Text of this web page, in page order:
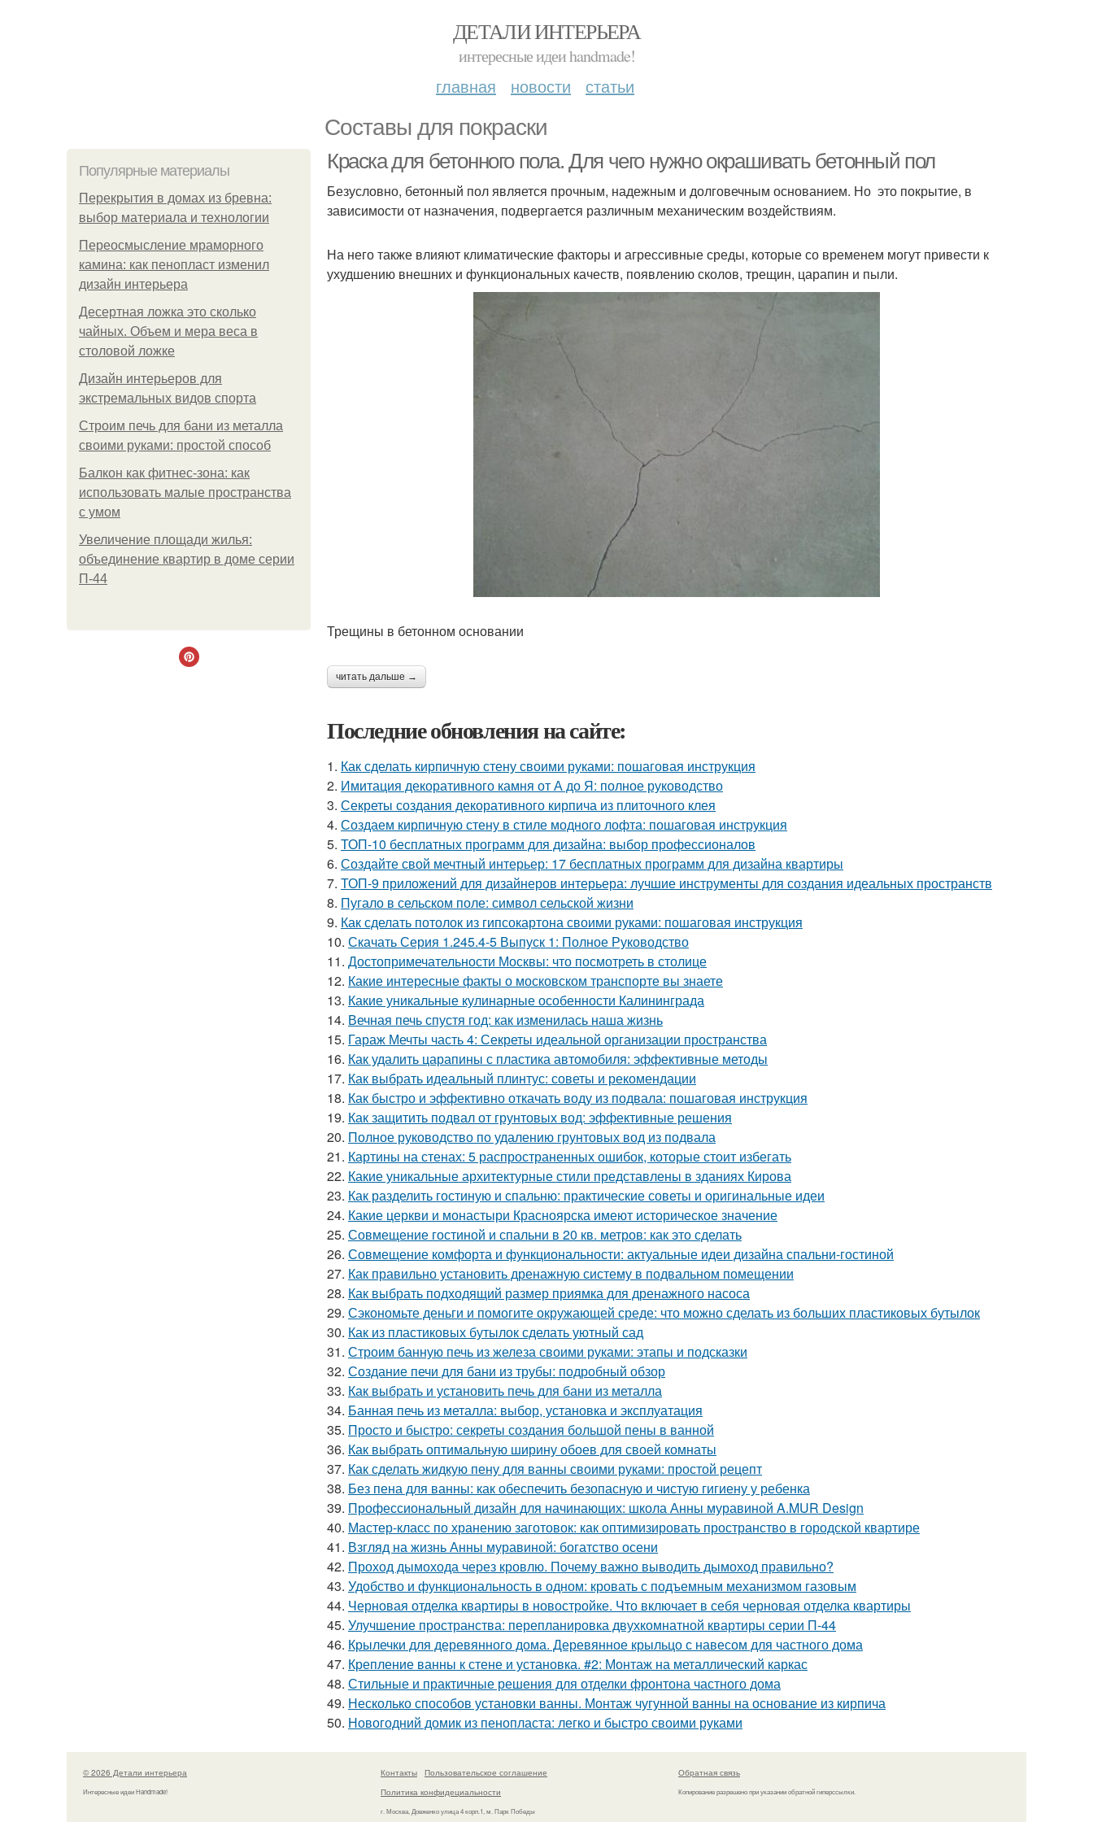
ДЕТАЛИ ИНТЕРЬЕРА
интересные идеи handmade!
главная новости статьи
Составы для покраски
Популярные материалы
Перекрытия в домах из бревна:
выбор материала и технологии
Переосмысление мраморного
камина: как пенопласт изменил
дизайн интерьера
Десертная ложка это сколько
чайных. Объем и мера веса в
столовой ложке
Дизайн интерьеров для
экстремальных видов спорта
Строим печь для бани из металла
своими руками: простой способ
Балкон как фитнес-зона: как
использовать малые пространства
с умом
Увеличение площади жилья:
объединение квартир в доме серии
П-44
Краска для бетонного пола. Для чего нужно окрашивать бетонный пол
Безусловно, бетонный пол является прочным, надежным и долговечным основанием. Но это покрытие, в
зависимости от назначения, подвергается различным механическим воздействиям.
На него также влияют климатические факторы и агрессивные среды, которые со временем могут привести к
ухудшению внешних и функциональных качеств, появлению сколов, трещин, царапин и пыли.
Трещины в бетонном основании
читать дальше →
Последние обновления на сайте:
1. Как сделать кирпичную стену своими руками: пошаговая инструкция
2. Имитация декоративного камня от А до Я: полное руководство
3. Секреты создания декоративного кирпича из плиточного клея
4. Создаем кирпичную стену в стиле модного лофта: пошаговая инструкция
5. ТОП-10 бесплатных программ для дизайна: выбор профессионалов
6. Создайте свой мечтный интерьер: 17 бесплатных программ для дизайна квартиры
7. ТОП-9 приложений для дизайнеров интерьера: лучшие инструменты для создания идеальных пространств
8. Пугало в сельском поле: символ сельской жизни
9. Как сделать потолок из гипсокартона своими руками: пошаговая инструкция
10. Скачать Серия 1.245.4-5 Выпуск 1: Полное Руководство
11. Достопримечательности Москвы: что посмотреть в столице
12. Какие интересные факты о московском транспорте вы знаете
13. Какие уникальные кулинарные особенности Калининграда
14. Вечная печь спустя год: как изменилась наша жизнь
15. Гараж Мечты часть 4: Секреты идеальной организации пространства
16. Как удалить царапины с пластика автомобиля: эффективные методы
17. Как выбрать идеальный плинтус: советы и рекомендации
18. Как быстро и эффективно откачать воду из подвала: пошаговая инструкция
19. Как защитить подвал от грунтовых вод: эффективные решения
20. Полное руководство по удалению грунтовых вод из подвала
21. Картины на стенах: 5 распространенных ошибок, которые стоит избегать
22. Какие уникальные архитектурные стили представлены в зданиях Кирова
23. Как разделить гостиную и спальню: практические советы и оригинальные идеи
24. Какие церкви и монастыри Красноярска имеют историческое значение
25. Совмещение гостиной и спальни в 20 кв. метров: как это сделать
26. Совмещение комфорта и функциональности: актуальные идеи дизайна спальни-гостиной
27. Как правильно установить дренажную систему в подвальном помещении
28. Как выбрать подходящий размер приямка для дренажного насоса
29. Сэкономьте деньги и помогите окружающей среде: что можно сделать из больших пластиковых бутылок
30. Как из пластиковых бутылок сделать уютный сад
31. Строим банную печь из железа своими руками: этапы и подсказки
32. Создание печи для бани из трубы: подробный обзор
33. Как выбрать и установить печь для бани из металла
34. Банная печь из металла: выбор, установка и эксплуатация
35. Просто и быстро: секреты создания большой пены в ванной
36. Как выбрать оптимальную ширину обоев для своей комнаты
37. Как сделать жидкую пену для ванны своими руками: простой рецепт
38. Без пена для ванны: как обеспечить безопасную и чистую гигиену у ребенка
39. Профессиональный дизайн для начинающих: школа Анны муравиной A.MUR Design
40. Мастер-класс по хранению заготовок: как оптимизировать пространство в городской квартире
41. Взгляд на жизнь Анны муравиной: богатство осени
42. Проход дымохода через кровлю. Почему важно выводить дымоход правильно?
43. Удобство и функциональность в одном: кровать с подъемным механизмом газовым
44. Черновая отделка квартиры в новостройке. Что включает в себя черновая отделка квартиры
45. Улучшение пространства: перепланировка двухкомнатной квартиры серии П-44
46. Крылечки для деревянного дома. Деревянное крыльцо с навесом для частного дома
47. Крепление ванны к стене и установка. #2: Монтаж на металлический каркас
48. Стильные и практичные решения для отделки фронтона частного дома
49. Несколько способов установки ванны. Монтаж чугунной ванны на основание из кирпича
50. Новогодний домик из пенопласта: легко и быстро своими руками
© 2026 Детали интерьера
Интересные идеи Handmade!
Контакты
Пользовательское соглашение
Политика конфидециальности
г. Москва, Довженко улица 4 корп.1, м. Парк Победы
Обратная связь
Копирование разрешено при указании обратной гиперссылки.